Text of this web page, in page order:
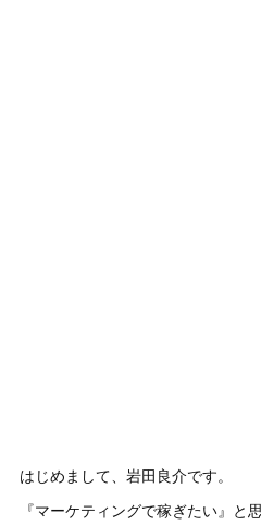
はじめまして、岩田良介です。
『マーケティングで稼ぎたい』と